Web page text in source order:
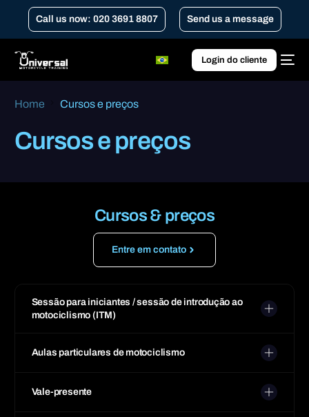
Call us now: 020 3691 8807 Send us a message
Login do cliente
Home Cursos e preços
Cursos e preços
Cursos & preços
Entre em contato
Sessão para iniciantes / sessão de introdução ao
motociclismo (ITM)
Aulas particulares de motociclismo
Vale-presente